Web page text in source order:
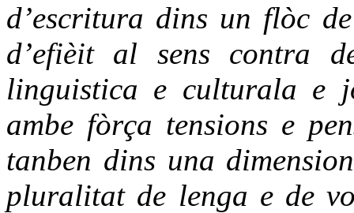
d’escritura dins un flòc
d’efièit al sens contra
linguistica e culturala e
ambe fòrça tensions e
tanben dins una
pluralitat de lenga e de